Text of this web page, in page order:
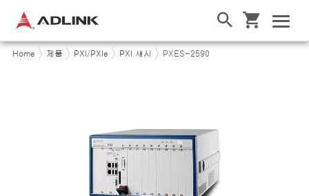
Home 제품 PXI/PXIe PXI 섀시 PXES-2590